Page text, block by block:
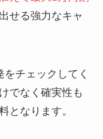
せる強力なキャ
チェックしてく
でなく確実性も
となります。